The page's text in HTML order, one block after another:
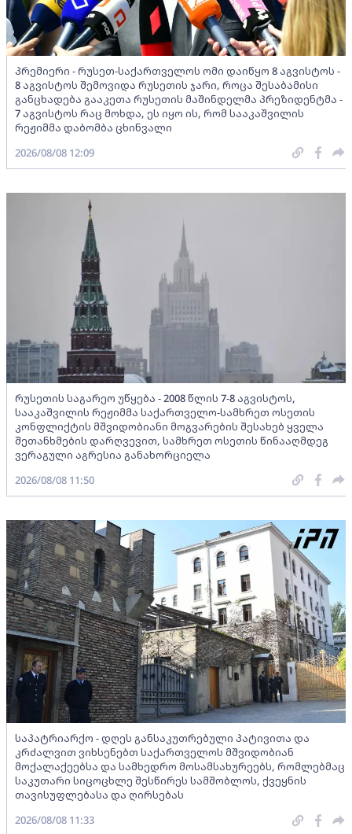
პრემიერი - რუსეთ-საქართველოს ომი დაიწყო 8 აგვისტოს -
8 აგვისტოს შემოვიდა რუსეთის ჯარი, როცა შესაბამისი
განცხადება გააკეთა რუსეთის მაშინდელმა პრეზიდენტმა -
7 აგვისტოს რაც მოხდა, ეს იყო ის, რომ სააკაშვილის
რეჟიმმა დაბომბა ცხინვალი
2026/08/08 12:09
რუსეთის საგარეო უწყება - 2008 წლის 7-8 აგვისტოს,
სააკაშვილის რეჟიმმა საქართველო-სამხრეთ ოსეთის
კონფლიქტის მშვიდობიანი მოგვარების შესახებ ყველა
შეთანხმების დარღვევით, სამხრეთ ოსეთის წინააღმდეგ
ვერაგული აგრესია განახორციელა
2026/08/08 11:50
საპატრიარქო - დღეს განსაკუთრებული პატივითა და
კრძალვით ვიხსენებთ საქართველოს მშვიდობიან
მოქალაქეებსა და სამხედრო მოსამსახურეებს, რომლებმაც
საკუთარი სიცოცხლე შესწირეს სამშობლოს, ქვეყნის
თავისუფლებასა და ღირსებას
2026/08/08 11:33